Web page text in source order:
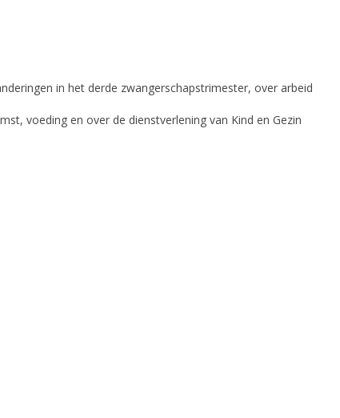
in het derde zwangerschapstrimester, over arbeid
voeding en over de dienstverlening van Kind en Gezin